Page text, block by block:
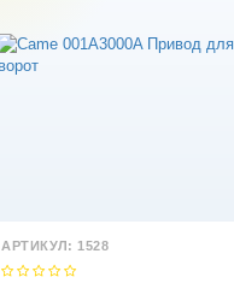
АРТИКУЛ: 1528